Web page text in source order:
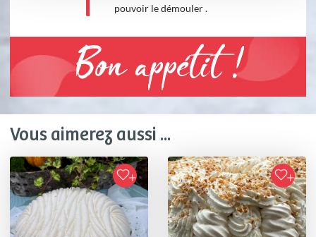
pouvoir le démouler .
Bon appétit !
Vous aimerez aussi ...